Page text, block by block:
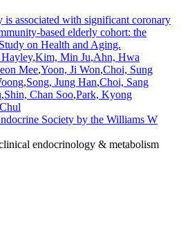
is associated with significant coronary
based elderly cohort: the
on Health and Aging.
,Kim, Min Ju,Ahn, Hwa
Mee,Yoon, Ji Won,Choi, Sung
,Song, Jung Han,Choi, Sang
,Shin, Chan Soo,Park, Kyong
Society by the Williams W
endocrinology & metabolism